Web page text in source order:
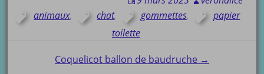
animaux, chat, gommettes,
papier
toilette
Coquelicot ballon de baudruche →